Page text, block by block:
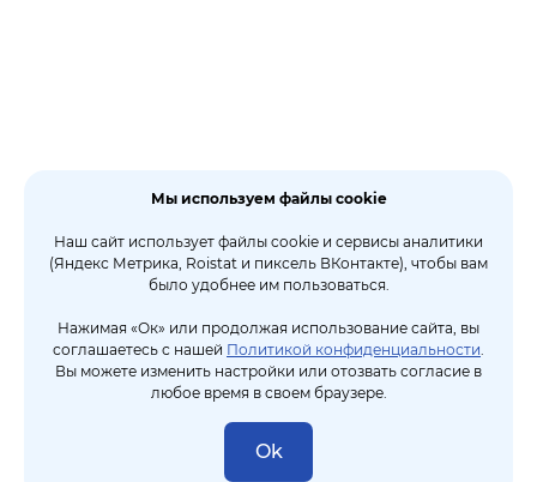
Мы используем файлы cookie
Наш сайт использует файлы cookie и сервисы аналитики
(Яндекс Метрика, Roistat и пиксель ВКонтакте), чтобы вам
было удобнее им пользоваться.
Нажимая «Ок» или продолжая использование сайта, вы
соглашаетесь с нашей Политикой конфиденциальности.
Вы можете изменить настройки или отозвать согласие в
любое время в своем браузере.
Ok